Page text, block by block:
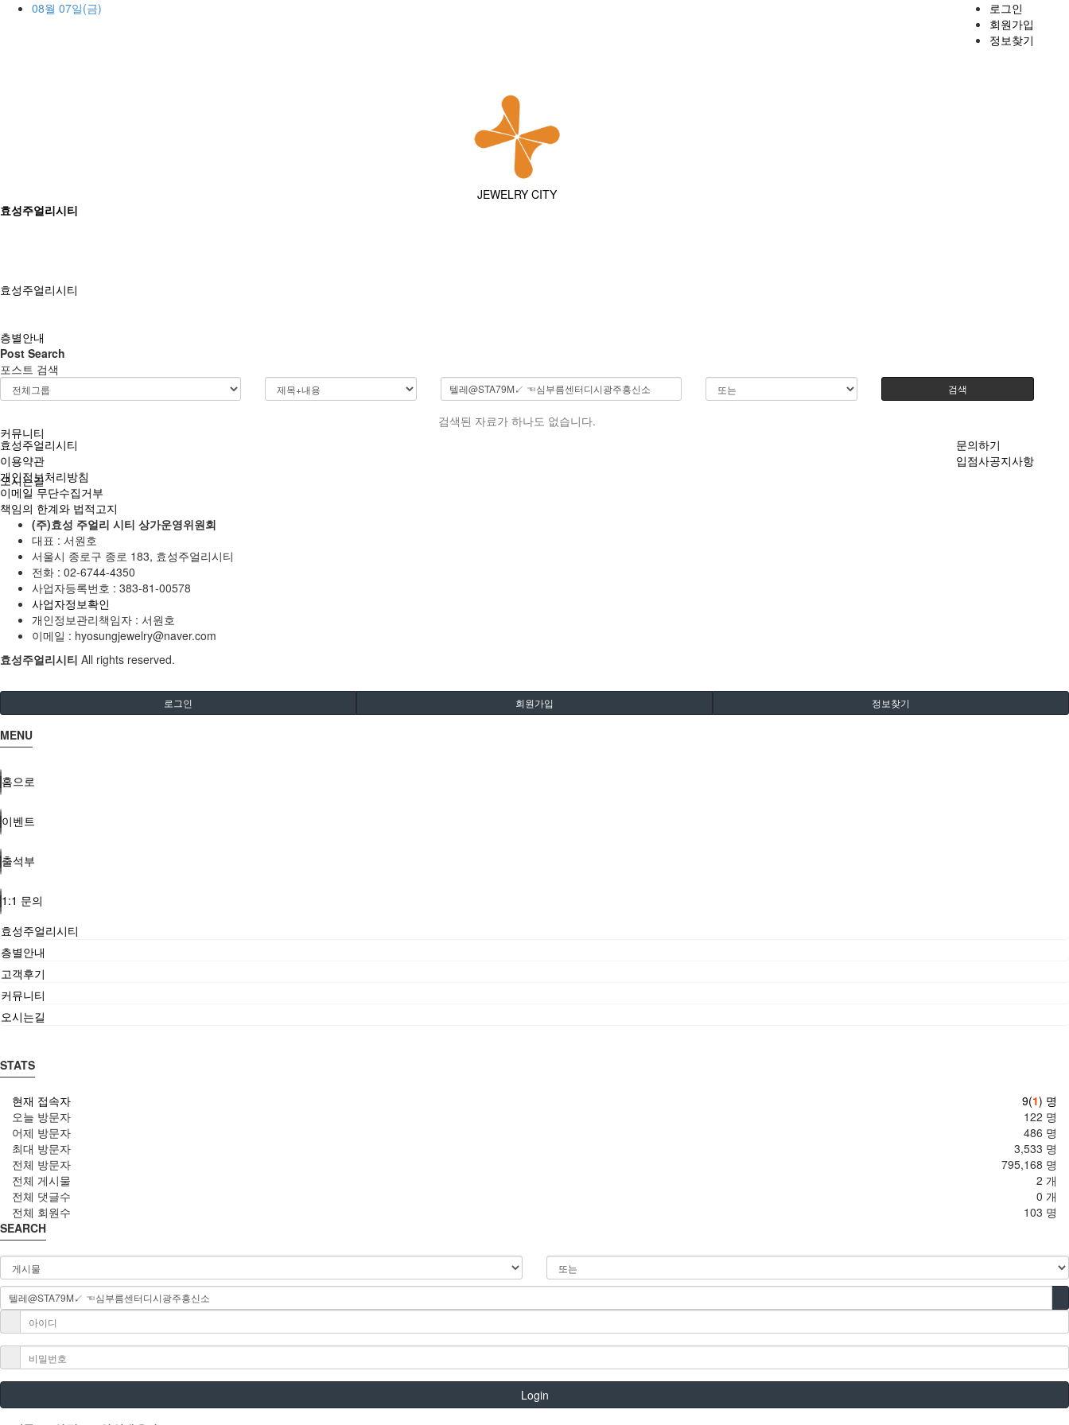
08월 07일(금)
로그인
회원가입
정보찾기
JEWELRY CITY
효성주얼리시티
효성주얼리시티
층별안내
고객후기
커뮤니티
오시는길
Post Search
포스트 검색
검색
검색된 자료가 하나도 없습니다.
효성주얼리시티
이용약관
개인정보처리방침
이메일 무단수집거부
책임의 한계와 법적고지
문의하기
입점사공지사항
(주)효성 주얼리 시티 상가운영위원회
대표 : 서원호
서울시 종로구 종로 183, 효성주얼리시티
전화 : 02-6744-4350
사업자등록번호 : 383-81-00578
사업자정보확인
개인정보관리책임자 : 서원호
이메일 : hyosungjewelry@naver.com
효성주얼리시티 All rights reserved.
로그인 회원가입 정보찾기
MENU
홈으로
이벤트
출석부
1:1 문의
효성주얼리시티
층별안내
고객후기
커뮤니티
오시는길
STATS
9(1) 명
현재 접속자
122 명
오늘 방문자
486 명
어제 방문자
3,533 명
최대 방문자
795,168 명
전체 방문자
2 개
전체 게시물
0 개
전체 댓글수
103 명
전체 회원수
SEARCH
Login